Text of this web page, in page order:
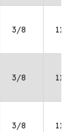
3/8 11
3/8 11
3/8 11